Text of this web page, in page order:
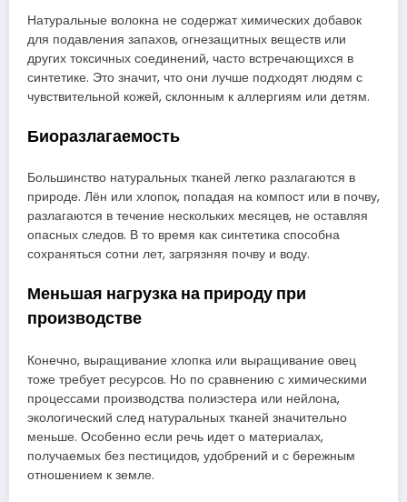
Натуральные волокна не содержат химических добавок
для подавления запахов, огнезащитных веществ или
других токсичных соединений, часто встречающихся в
синтетике. Это значит, что они лучше подходят людям с
чувствительной кожей, склонным к аллергиям или детям.
Биоразлагаемость
Большинство натуральных тканей легко разлагаются в
природе. Лён или хлопок, попадая на компост или в почву,
разлагаются в течение нескольких месяцев, не оставляя
опасных следов. В то время как синтетика способна
сохраняться сотни лет, загрязняя почву и воду.
Меньшая нагрузка на природу при
производстве
Конечно, выращивание хлопка или выращивание овец
тоже требует ресурсов. Но по сравнению с химическими
процессами производства полиэстера или нейлона,
экологический след натуральных тканей значительно
меньше. Особенно если речь идет о материалах,
получаемых без пестицидов, удобрений и с бережным
отношением к земле.